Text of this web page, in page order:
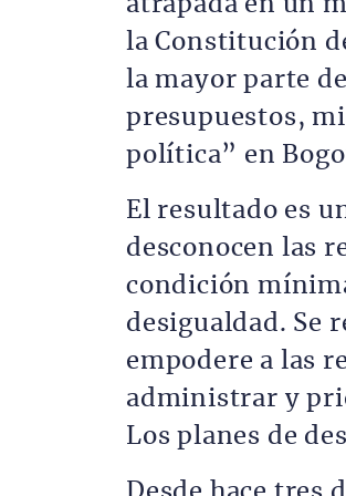
la Constitución
la mayor parte
presupuestos,
política” en
El resultado es
desconocen las
condición
desigualdad. Se
empodere a las
administrar y
Los planes de